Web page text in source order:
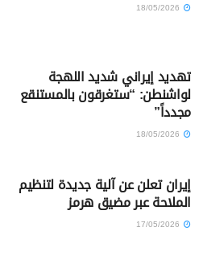
تهديد إيراني شديد اللهجة
لواشنطن: “ستغرقون بالمستنقع
مجدداً”
إيران تعلن عن آلية جديدة لتنظيم
الملاحة عبر مضيق هرمز